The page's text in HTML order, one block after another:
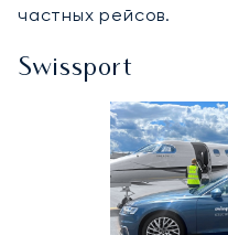
частных рейсов.
Swissport